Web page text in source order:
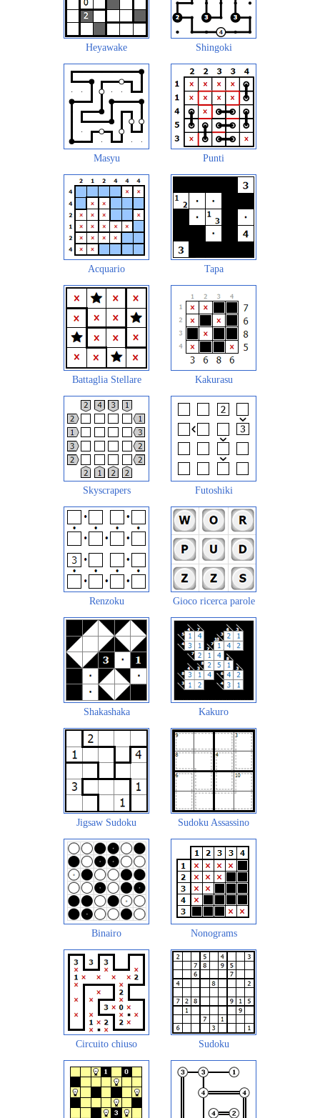
Heyawake Shingoki
Masyu Punti
Acquario Tapa
Battaglia Stellare Kakurasu
Skyscrapers Futoshiki
Renzoku Gioco ricerca parole
Shakashaka Kakuro
Jigsaw Sudoku Sudoku Assassino
Binairo Nonograms
Circuito chiuso Sudoku